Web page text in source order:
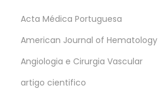
Acta Médica Portuguesa
American Journal of Hematology
Angiologia e Cirurgia Vascular
artigo cientifico